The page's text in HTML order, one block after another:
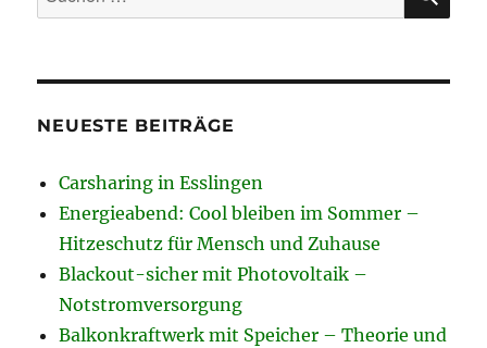
nach:
NEUESTE BEITRÄGE
Carsharing in Esslingen
Energieabend: Cool bleiben im Sommer –
Hitzeschutz für Mensch und Zuhause
Blackout-sicher mit Photovoltaik –
Notstromversorgung
Balkonkraftwerk mit Speicher – Theorie und